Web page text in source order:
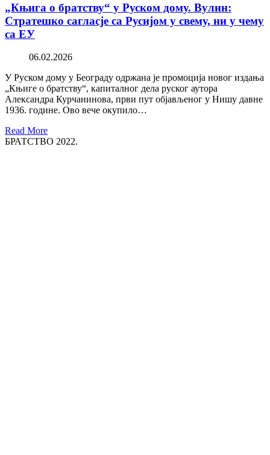
„Књига о братству“ у Руском дому. Вулин:
Стратешко сагласје са Русијом у свему, ни у чему
са ЕУ
06.02.2026
У Руском дому у Београду одржана је промоција новог издања
„Књиге о братству“, капиталног дела руског аутора
Александра Курчанинова, први пут објављеног у Нишу давне
1936. године. Ово вече окупило…
Read More
БРАТСТВО 2022.